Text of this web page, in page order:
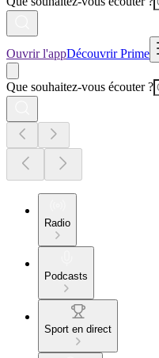
Ouvrir l'appDécouvrir Prime
Que souhaitez-vous écouter ?
Radio
Podcasts
Sport en direct